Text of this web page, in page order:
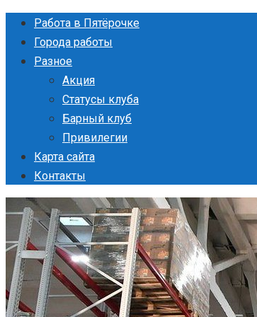
Перейти
контенту
Работа в Пятёрочке
Города работы
Разное
Акция
Статусы клуба
Барный клуб
Привилегии
Карта сайта
Контакты